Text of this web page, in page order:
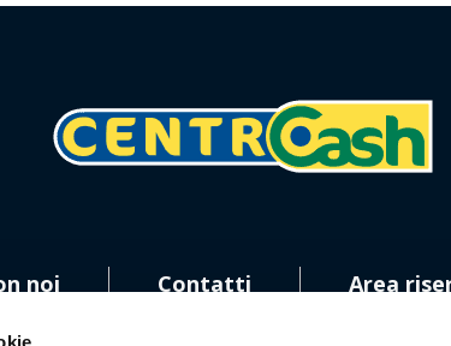
noi Contatti Area